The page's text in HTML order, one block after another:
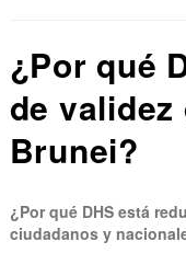
¿Por qué
de validez
Brunei?
¿Por qué DHS está
ciudadanos y